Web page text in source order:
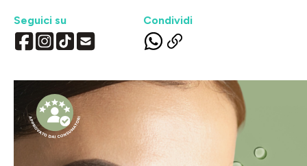
Seguici su Condividi